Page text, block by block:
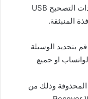
وفي النافذة التالية قم بتفعيل خيار إعدادات التصحيح USB
بتحديد الوسيلة
او جميع
المحذوفة وذلك من